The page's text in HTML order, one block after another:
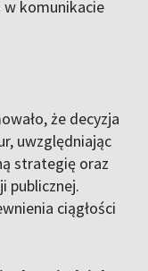
w komunikacie
że decyzja
uwzględniając
strategię oraz
publicznej.
ciągłości